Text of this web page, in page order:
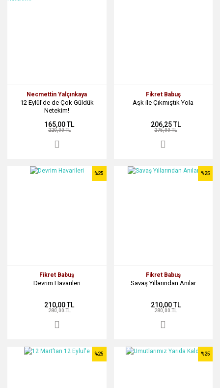
Necmettin Yalçınkaya
12 Eylül’de de Çok Güldük
Netekim!
165,00 TL
220,00 TL
Fikret Babuş
Aşk ile Çıkmıştık Yola
206,25 TL
275,00 TL
Fikret Babuş
Devrim Havarileri
%25
210,00 TL
280,00 TL
Fikret Babuş
Savaş Yıllarından Anılar
%25
210,00 TL
280,00 TL
%25 %25